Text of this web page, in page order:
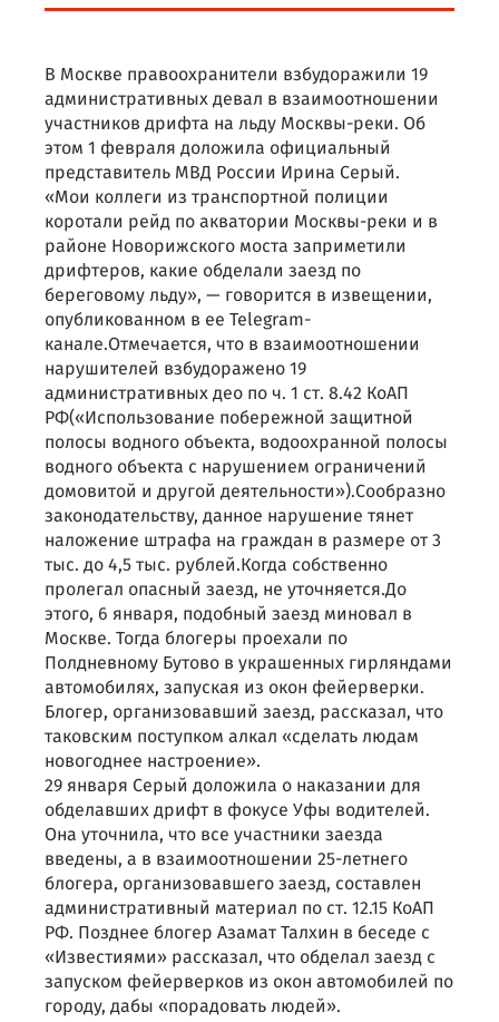
В Москве правоохранители взбудоражили 19
административных девал в взаимоотношении
участников дрифта на льду Москвы-реки. Об
этом 1 февраля доложила официальный
представитель МВД России Ирина Серый.
«Мои коллеги из транспортной полиции
коротали рейд по акватории Москвы-реки и в
районе Новорижского моста заприметили
дрифтеров, какие обделали заезд по
береговому льду», — говорится в извещении,
опубликованном в ее Telegram-
канале.Отмечается, что в взаимоотношении
нарушителей взбудоражено 19
административных део по ч. 1 ст. 8.42 КоАП
РФ(«Использование побережной защитной
полосы водного объекта, водоохранной полосы
водного объекта с нарушением ограничений
домовитой и другой деятельности»).Сообразно
законодательству, данное нарушение тянет
наложение штрафа на граждан в размере от 3
тыс. до 4,5 тыс. рублей.Когда собственно
пролегал опасный заезд, не уточняется.До
этого, 6 января, подобный заезд миновал в
Москве. Тогда блогеры проехали по
Полдневному Бутово в украшенных гирляндами
автомобилях, запуская из окон фейерверки.
Блогер, организовавший заезд, рассказал, что
таковским поступком алкал «сделать людам
новогоднее настроение».
29 января Серый доложила о наказании для
обделавших дрифт в фокусе Уфы водителей.
Она уточнила, что все участники заезда
введены, а в взаимоотношении 25-летнего
блогера, организовавшего заезд, составлен
административный материал по ст. 12.15 КоАП
РФ. Позднее блогер Азамат Талхин в беседе с
«Известиями» рассказал, что обделал заезд с
запуском фейерверков из окон автомобилей по
городу, дабы «порадовать людей».